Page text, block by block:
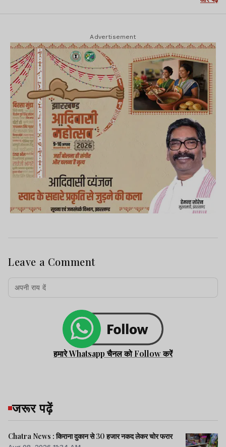
Advertisement
Leave a Comment
हमारे Whatsapp चैनल को Follow करें
जरूर पढ़ें
Chatra News : किराना दुकान से 30 हजार नकद लेकर चोर फरार